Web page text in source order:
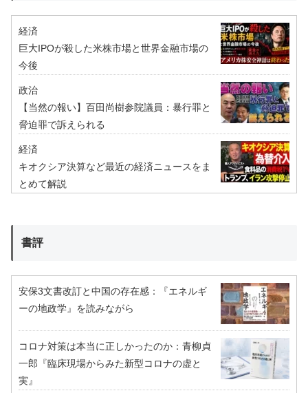
経済
巨大IPOが殺した米株市場と世界金融市場の
今後
政治
【当然の報い】百田尚樹参院議員：暴行罪と
脅迫罪で訴えられる
経済
キオクシア決算など最近の経済ニュースをま
とめて解説
書評
安保3文書改訂と中国の存在感：『エネルギ
ーの地政学』を読みながら
コロナ対策は本当に正しかったのか：青柳貞
一郎『臨床現場からみた新型コロナの虚と
実』